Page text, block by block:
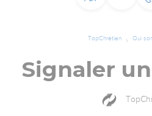
TopChrétien Qui
Signaler